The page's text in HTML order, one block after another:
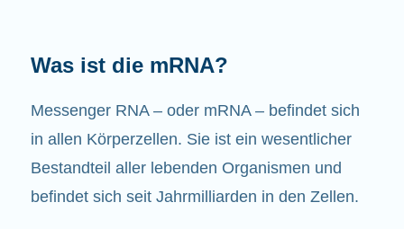
Welche Aufgaben hat die mRNA?
Wie der Name schon sagt, ist die mRNA ein
Bote. Sie interagiert mit anderen Komponenten
in den Zellen, die zur Bildung von Proteinen
beitragen.